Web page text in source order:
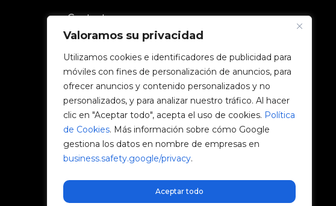
Valoramos su privacidad
Utilizamos cookies e identificadores de publicidad para
móviles con fines de personalización de anuncios, para
ofrecer anuncios y contenido personalizados y no
personalizados, y para analizar nuestro tráfico. Al hacer
clic en "Aceptar todo", acepta el uso de cookies. Política
de Cookies. Más información sobre cómo Google
gestiona los datos en nombre de empresas en
business.safety.google/privacy.
Aceptar todo
Contacto
Trabaja con nosotros
e-Chargers
V2C Power
V2C Cloud